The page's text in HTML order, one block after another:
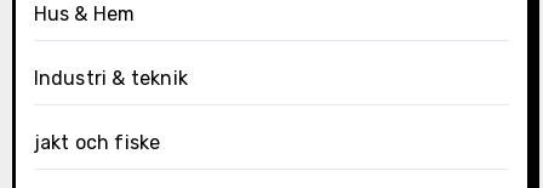
Hus & Hem
Industri & teknik
jakt och fiske